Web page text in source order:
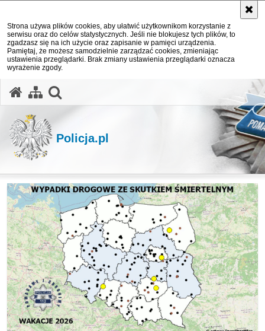
Strona używa plików cookies, aby ułatwić użytkownikom korzystanie z
serwisu oraz do celów statystycznych. Jeśli nie blokujesz tych plików, to
zgadzasz się na ich użycie oraz zapisanie w pamięci urządzenia.
Pamiętaj, że możesz samodzielnie zarządzać cookies, zmieniając
ustawienia przeglądarki. Brak zmiany ustawienia przeglądarki oznacza
wyrażenie zgody.
Policja.pl
Ważne informacje